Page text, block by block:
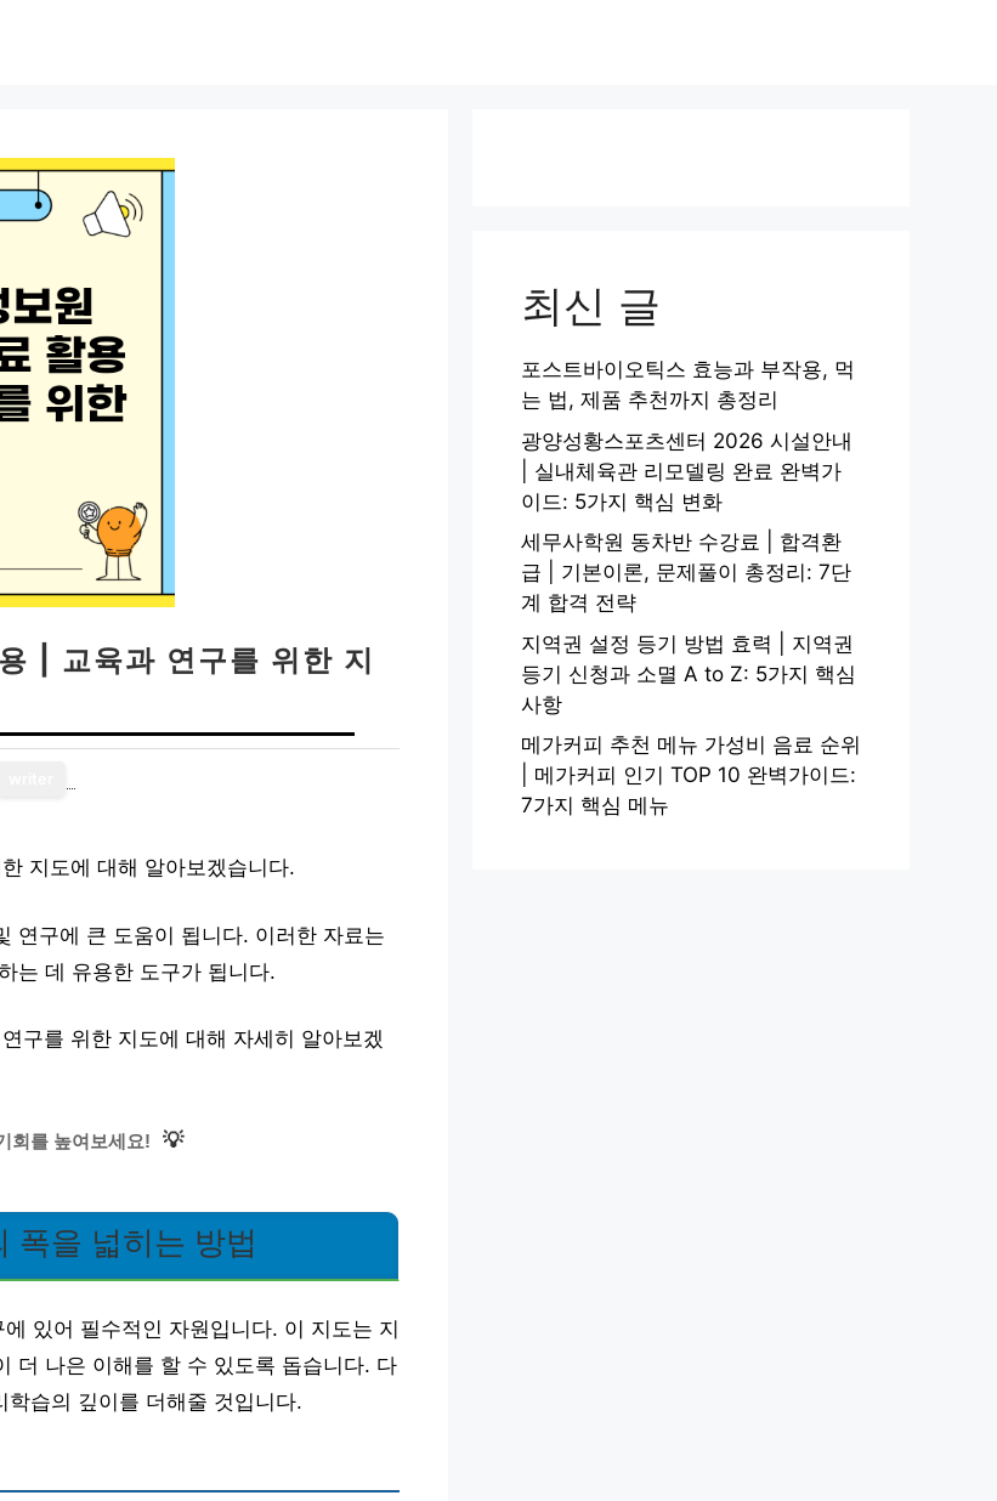
| 교육과 연구를 위한 지
지도에 대해 알아보겠습니다.
연구에 큰 도움이 됩니다. 이러한 자료는
는 데 유용한 도구가 됩니다.
구를 위한 지도에 대해 자세히 알아보겠
회를 높여보세요! 💡
폭을 넓히는 방법
있어 필수적인 자원입니다. 이 지도는 지
더 나은 이해를 할 수 있도록 돕습니다. 다
습의 깊이를 더해줄 것입니다.
최신 글
포스트바이오틱스 효능과 부작용, 먹
는 법, 제품 추천까지 총정리
광양성황스포츠센터 2026 시설안내
| 실내체육관 리모델링 완료 완벽가
이드: 5가지 핵심 변화
세무사학원 동차반 수강료 | 합격환
급 | 기본이론, 문제풀이 총정리: 7단
계 합격 전략
지역권 설정 등기 방법 효력 | 지역권
등기 신청과 소멸 A to Z: 5가지 핵심
사항
메가커피 추천 메뉴 가성비 음료 순위
| 메가커피 인기 TOP 10 완벽가이드:
7가지 핵심 메뉴